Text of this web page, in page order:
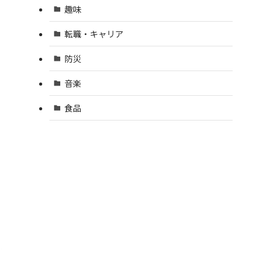
趣味
転職・キャリア
防災
音楽
食品